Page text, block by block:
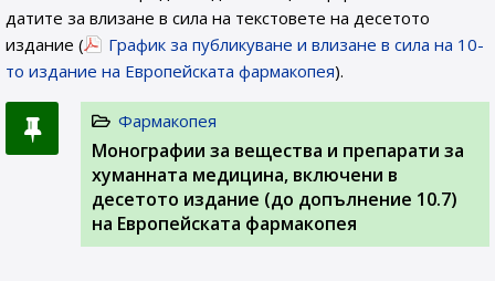
датите за влизане в сила на текстовете на десетото
издание (
График за публикуване и влизане в сила на 10-
то издание на Европейската фармакопея).
Фармакопея
Монографии за вещества и препарати за
хуманната медицина, включени в
десетото издание (до допълнение 10.7)
на Европейската фармакопея